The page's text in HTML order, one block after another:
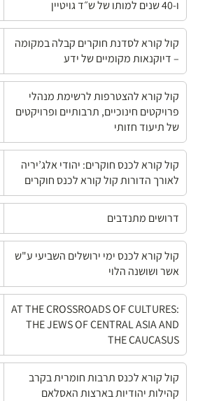
ו-40 שנים למותו של ש״ד גויטיין
קול קורא לסדנת חוקרים קבלה במקומה
– דיוקנאות מקומיים של ידע
קול קורא להצטרפות לרשימת מנהלי
פרויקטים חינוכיים, תרבותיים ופרויקטים
של תיעוד חזותי
קול קורא לכנס חוקרים: יהודי אלג’יריה
לאורך הדורות קול קורא לכנס חוקרים
דרושים מתנדבים
קול קורא לכנס ימי ירושלים השביעי ע"ש
אשר ושושנה הלוי
AT THE CROSSROADS OF CULTURES:
THE JEWS OF CENTRAL ASIA AND
THE CAUCASUS
קול קורא לכנס תרבות חומרית בקרב
קהילות יהודיות בארצות האסלאם